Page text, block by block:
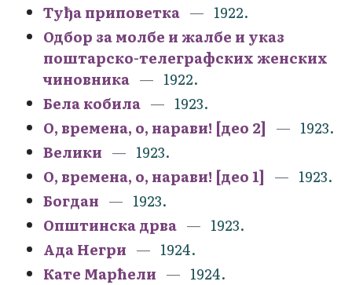
Туђа приповетка
1922.
Одбор за молбе и жалбе и указ
поштарско-телеграфских женских
чиновника
1922.
Бела кобила
1923.
О, времена, о, нарави! [део 2]
1923.
Велики
1923.
О, времена, о, нарави! [део 1]
1923.
Богдан
1923.
Општинска дрва
1923.
Ада Негри
1924.
Кате Марћели
1924.